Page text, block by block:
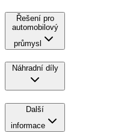
Řešení pro
automobilový
průmysl
Náhradní díly
Další
informace